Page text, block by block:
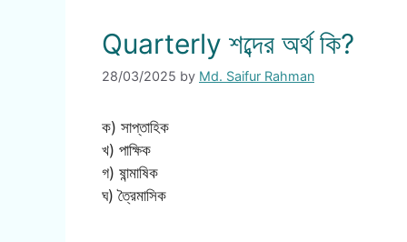
Quarterly শব্দের অর্থ কি?
28/03/2025 by Md. Saifur Rahman
ক) সাপ্তাহিক
খ) পাক্ষিক
গ) ষান্মাষিক
ঘ) ত্রৈমাসিক